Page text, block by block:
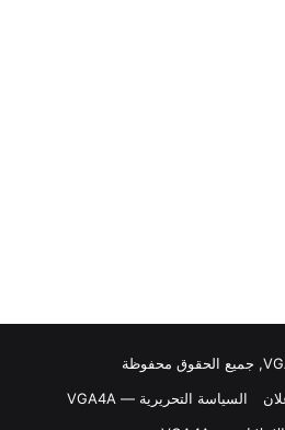
السياسة التحريرية — VGA4A